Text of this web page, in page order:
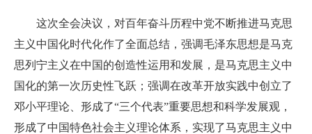
这次全会决议，对百年奋斗历程中党不断推进马克思
主义中国化时代化作了全面总结，强调毛泽东思想是马克
思列宁主义在中国的创造性运用和发展，是马克思主义中
国化的第一次历史性飞跃；强调在改革开放实践中创立了
邓小平理论、形成了“三个代表”重要思想和科学发展观，
形成了中国特色社会主义理论体系，实现了马克思主义中